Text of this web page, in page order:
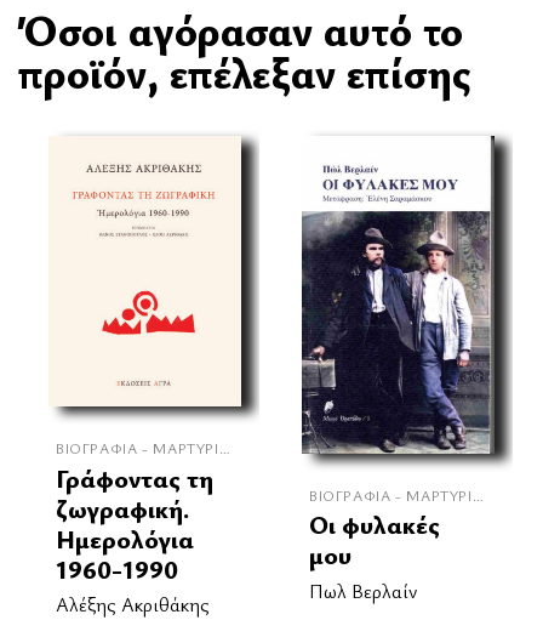
Όσοι αγόρασαν αυτό το
προϊόν, επέλεξαν επίσης
ΒΙΟΓΡΑΦΊΑ - ΜΑΡΤΥΡΊΕΣ
Γράφοντας τη
ζωγραφική.
Ημερολόγια
1960-1990
Αλέξης Ακριθάκης
ΒΙΟΓΡΑΦΊΑ - ΜΑΡΤΥΡΊΕΣ
Οι φυλακές
μου
Πωλ Βερλαίν